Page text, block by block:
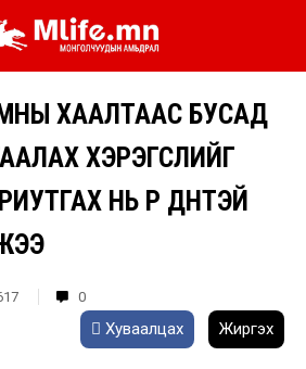
ХААЛТААС БУСАД
ХЭРЭГСЛИЙГ
НЬ ҮР ДҮНТЭЙ
0
Хуваалцах Жиргэх